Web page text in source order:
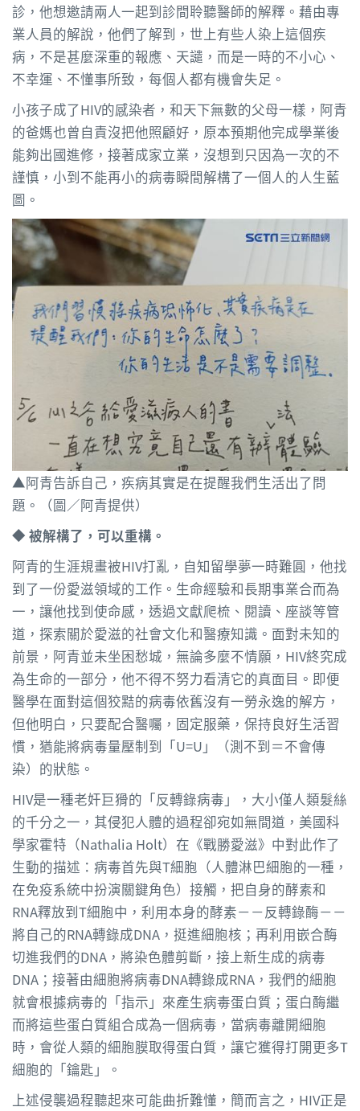
診，他想邀請兩人一起到診間聆聽醫師的解釋。藉由專
業人員的解說，他們了解到，世上有些人染上這個疾
病，不是甚麼深重的報應、天譴，而是一時的不小心、
不幸運、不懂事所致，每個人都有機會失足。
小孩子成了HIV的感染者，和天下無數的父母一樣，阿青
的爸媽也曾自責沒把他照顧好，原本預期他完成學業後
能夠出國進修，接著成家立業，沒想到只因為一次的不
謹慎，小到不能再小的病毒瞬間解構了一個人的人生藍
圖。
▲阿青告訴自己，疾病其實是在提醒我們生活出了問
題。（圖／阿青提供）
◆​ 被解構了，可以重構。
阿青的生涯規畫被HIV打亂，自知留學夢一時難圓，他找
到了一份愛滋領域的工作。生命經驗和長期事業合而為
一，讓他找到使命感，透過文獻爬梳、閱讀、座談等管
道，探索關於愛滋的社會文化和醫療知識。面對未知的
前景，阿青並未坐困愁城，無論多麼不情願，HIV終究成
為生命的一部分，他不得不努力看清它的真面目。即便
醫學在面對這個狡黠的病毒依舊沒有一勞永逸的解方，
但他明白，只要配合醫囑，固定服藥，保持良好生活習
慣，猶能將病毒量壓制到「U=U」（測不到＝不會傳
染）的狀態。
HIV是一種老奸巨猾的「反轉錄病毒」，大小僅人類髮絲
的千分之一，其侵犯人體的過程卻宛如無間道，美國科
學家霍特（Nathalia Holt）在《戰勝愛滋》中對此作了
生動的描述：病毒首先與T細胞（人體淋巴細胞的一種，
在免疫系統中扮演關鍵角色）接觸，把自身的酵素和
RNA釋放到T細胞中，利用本身的酵素－－反轉錄酶－－
將自己的RNA轉錄成DNA，挺進細胞核；再利用嵌合酶
切進我們的DNA，將染色體剪斷，接上新生成的病毒
DNA；接著由細胞將病毒DNA轉錄成RNA，我們的細胞
就會根據病毒的「指示」來產生病毒蛋白質；蛋白酶繼
而將這些蛋白質組合成為一個病毒，當病毒離開細胞
時，會從人類的細胞膜取得蛋白質，讓它獲得打開更多T
細胞的「鑰匙」。
上述侵襲過程聽起來可能曲折難懂，簡而言之，HIV正是